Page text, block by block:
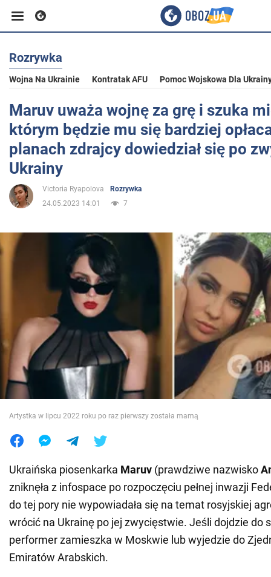
Biznes
Sport
Rozrywka
Życie
Społeczeństwo
Wojna na Ukrainie
Świat
Jedzenie
Rozrywka
Wojna Na Ukrainie Kontratak AFU Pomoc Wojskowa Dla
Maruv uważa wojnę za grę i szuka
którym będzie mu się bardziej
planach zdrajcy dowiedział się po
Ukrainy
Victoria Ryapolova
Rozrywka
24.05.2023 14:01
7
Artystka w lipcu 2022 roku po raz pierwszy została mamą
Ukraińska piosenkarka Maruv (prawdziwe nazwisko
zniknęła z infospace po rozpoczęciu pełnej inwazji
do tej pory nie wypowiadała się na temat rosyjskiej
wrócić na Ukrainę po jej zwycięstwie. Jeśli dojdzie do
performer zamieszka w Moskwie lub wyjedzie do
Emiratów Arabskich.